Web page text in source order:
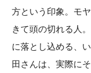
方という印象。モ
きて頭の切れる人
に落とし込める、
田さんは、実際に